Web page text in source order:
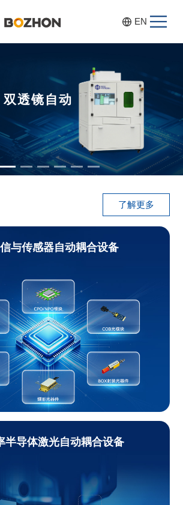
EN
透镜自动
了解更多
与传感器自动耦合设备
半导体激光自动耦合设备